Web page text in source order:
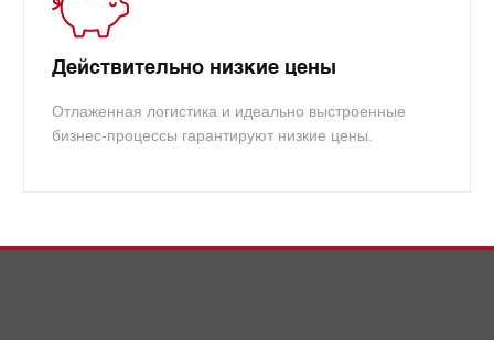
Действительно низкие цены
Отлаженная логистика и идеально выстроенные
бизнес-процессы гарантируют низкие цены.